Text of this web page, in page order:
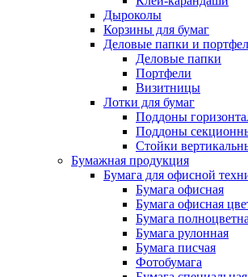
Дыроколы
Корзины для бумаг
Деловые папки и
Деловые папки
Портфели
Визитницы
Лотки для бумаг
Поддоны
Поддоны
Стойки
Бумажная продукция
Бумага для офисной
Бумага офисная
Бумага офисная
Бумага
Бумага рулонная
Бумага писчая
Фотобумага